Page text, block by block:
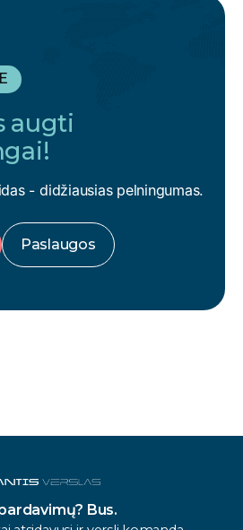
augti
- didžiausias pelningumas.
Paslaugos
Bus.